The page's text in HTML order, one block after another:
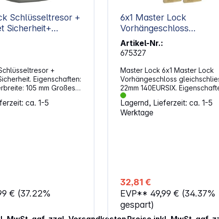
Schlüsseltresor +
Sicherheit+
+
Eigenschaften:
105 mm Großes
zur Aufbewahrung von
oder
Die
bietet eine höhere
und ermöglicht
ca. 1-5
€ (37.22%
6x1 Master Lock
Vorhängeschloss
gleichschliessend 22mm
140EURSIX
Artikel-Nr.:
675327
Master Lock 6x1 Master Lock
Vorhängeschloss
22mm 140EURSIX.
mm breites Vorhängeschloss
Massivmessing für Robustheit,
Widerstandsfähigkeit und
Hammerschläge Set aus 6
gleichschließenden
Vorhängeschlössern Bügelmaße: 6 x
Lagernd, Lieferzeit: ca. 1-5
Werktage
32,81 €
EVP** 49,99 € (34.37%
gespart)